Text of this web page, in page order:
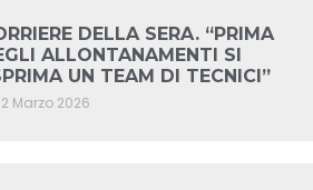
DELLA SERA. “PRIMA
ALLONTANAMENTI SI
UN TEAM DI TECNICI”
Marzo 2026